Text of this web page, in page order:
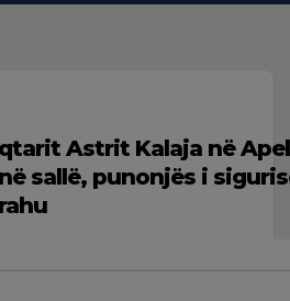
Astrit Kalaja në
sallë, punonjës i